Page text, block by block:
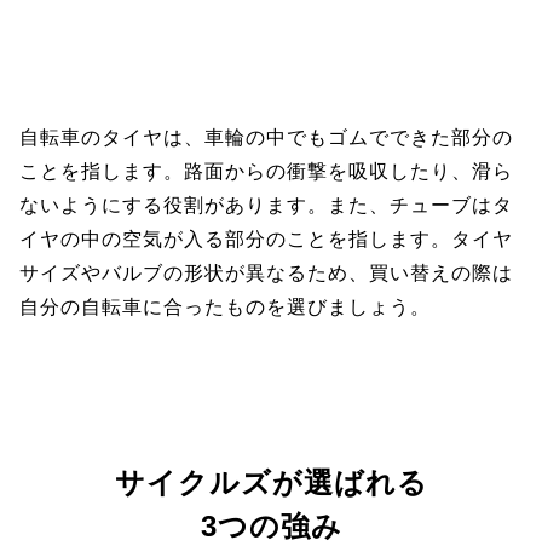
自転車のタイヤは、車輪の中でもゴムでできた部分の
ことを指します。路面からの衝撃を吸収したり、滑ら
ないようにする役割があります。また、チューブはタ
イヤの中の空気が入る部分のことを指します。タイヤ
サイズやバルブの形状が異なるため、買い替えの際は
自分の自転車に合ったものを選びましょう。
サイクルズが選ばれる
3つの強み